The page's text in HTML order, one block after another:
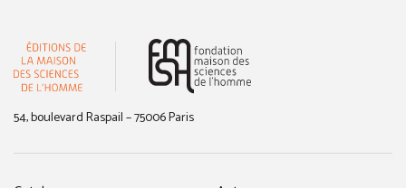
54, boulevard Raspail – 75006 Paris